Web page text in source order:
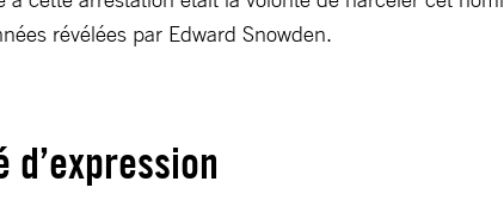
révélées par Edward Snowden.